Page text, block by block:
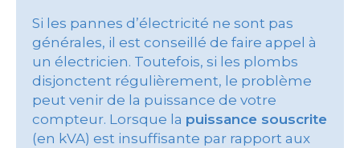
Si les pannes d’électricité ne sont pas
générales, il est conseillé de faire appel à
un électricien. Toutefois, si les plombs
disjonctent régulièrement, le problème
peut venir de la puissance de votre
compteur. Lorsque la puissance souscrite
(en kVA) est insuffisante par rapport aux